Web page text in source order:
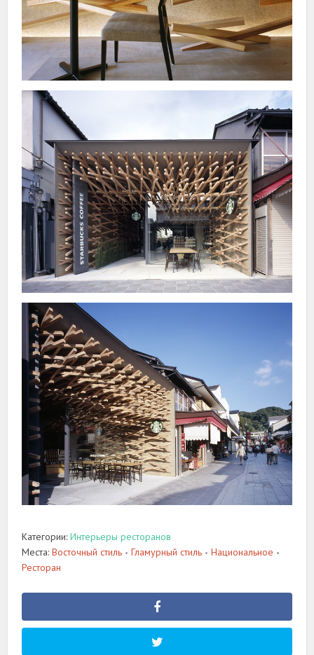
Категории:Интерьеры ресторанов
Места:Восточный стиль • Гламурный стиль • Национальное •
Ресторан